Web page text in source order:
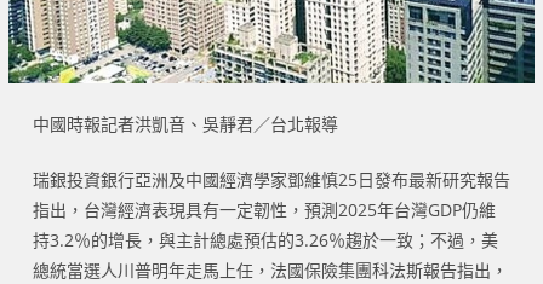
中國時報記者洪凱音、吳靜君／台北報導
瑞銀投資銀行亞洲及中國經濟學家鄧維慎25日發布最新研究報告
指出，台灣經濟表現具有一定韌性，預測2025年台灣GDP仍維
持3.2％的增長，與主計總處預估的3.26％趨於一致；不過，美
總統當選人川普明年走馬上任，法國保險集團科法斯報告指出，